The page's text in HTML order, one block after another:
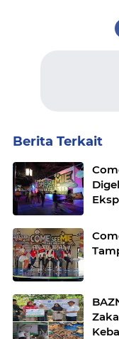
Berita Terkait